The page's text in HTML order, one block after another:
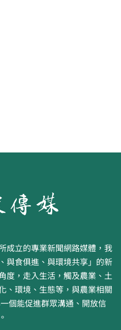
立的專業新聞網路媒體，我
食俱進、與環境共享」的新
，走入生活，觸及農業、土
環境、生態等，與農業相關
個能促進群眾溝通、開放信